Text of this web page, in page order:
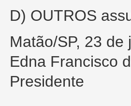
D) OUTROS
Matão/SP, 23 de
Edna Francisco
Presidente